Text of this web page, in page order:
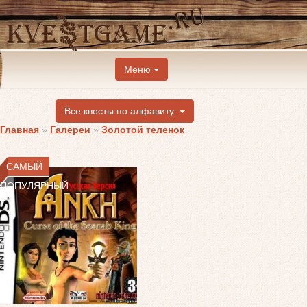
Меню
Все квесты по алфавиту:
Главная » Галереи » Золотой теленок
САМЫЙ
ПОПУЛЯРНЫЙ